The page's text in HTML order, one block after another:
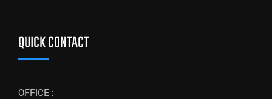
QUICK CONTACT
OFFICE :